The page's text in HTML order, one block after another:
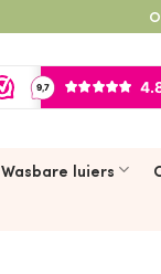
Wasbare luiers